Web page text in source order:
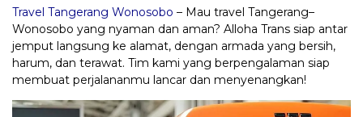
Travel Tangerang Wonosobo – Mau travel Tangerang–
Wonosobo yang nyaman dan aman? Alloha Trans siap antar
jemput langsung ke alamat, dengan armada yang bersih,
harum, dan terawat. Tim kami yang berpengalaman siap
membuat perjalananmu lancar dan menyenangkan!